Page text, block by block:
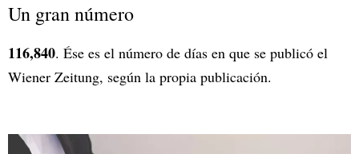
Un gran número
116,840. Ése es el número de días en que se publicó el
Wiener Zeitung, según la propia publicación.